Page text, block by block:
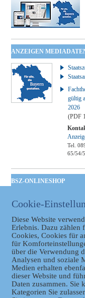
ANZEIGEN
gültig
2026
(PDF
Tel.
65/54/
BSZ-ONLINESHOP
GVBl
Datenschutz
Cookie-
Diese Website
Erlebnis. Dazu zählen
Cookies, Cookies für
für
über die Verwendung
Analysen und soziale
Medien erhalten
dieser Website und
Daten zusammen. Sie
Kategorien Sie